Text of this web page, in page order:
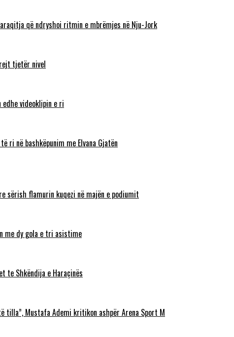
që ndryshoi ritmin e mbrëmjes në Nju-Jork
tjetër nivel
videoklipin e ri
në bashkëpunim me Elvana Gjatën
sërish flamurin kuqezi në majën e podiumit
me dy gola e tri asistime
te Shkëndija e Haraçinës
tilla”, Mustafa Ademi kritikon ashpër Arena Sport M